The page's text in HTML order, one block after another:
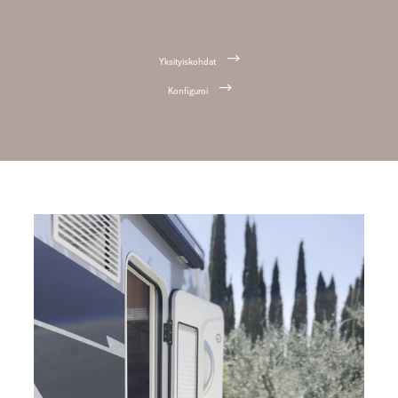
Yksityiskohdat
Konfiguroi